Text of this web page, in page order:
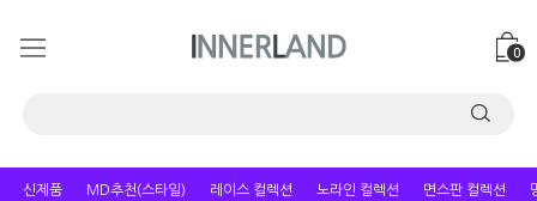
0
신제품 MD추천(스타일) 레이스 컬렉션 노라인 컬렉션 면스판 컬렉션